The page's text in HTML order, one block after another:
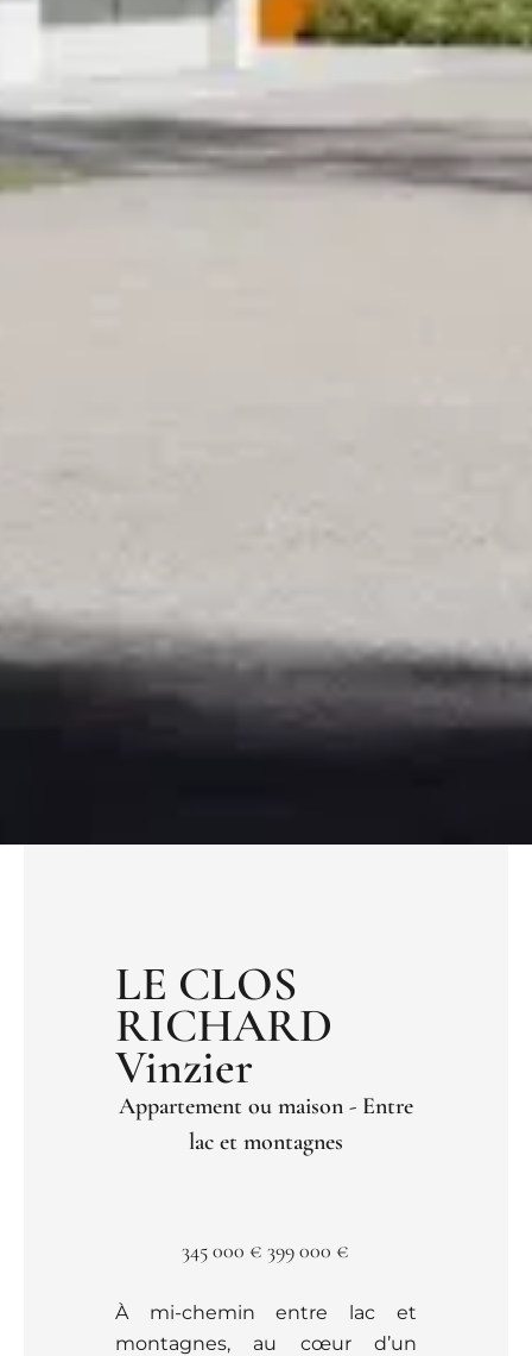
LE CLOS
RICHARD
Vinzier
Appartement ou maison - Entre
lac et montagnes
345 000 €399 000 €
À mi-chemin entre lac et
montagnes, au cœur d’un